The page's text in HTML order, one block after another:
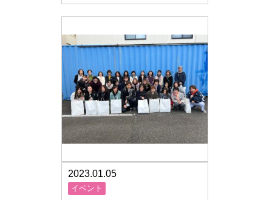
2023.01.05
イベント